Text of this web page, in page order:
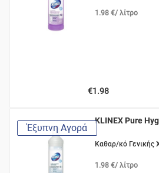
1.98 €/ λίτρο
€1.98
Έξυπνη Αγορά
KLINEX Pure
Καθαρ/κό Γενικής
1.98 €/ λίτρο